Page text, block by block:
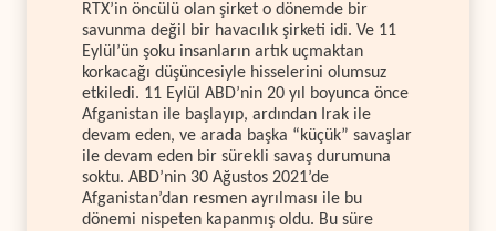
RTX’in öncülü olan şirket o dönemde bir
savunma değil bir havacılık şirketi idi. Ve 11
Eylül’ün şoku insanların artık uçmaktan
korkacağı düşüncesiyle hisselerini olumsuz
etkiledi. 11 Eylül ABD’nin 20 yıl boyunca önce
Afganistan ile başlayıp, ardından Irak ile
devam eden, ve arada başka “küçük” savaşlar
ile devam eden bir sürekli savaş durumuna
soktu. ABD’nin 30 Ağustos 2021’de
Afganistan’dan resmen ayrılması ile bu
dönemi nispeten kapanmış oldu. Bu süre